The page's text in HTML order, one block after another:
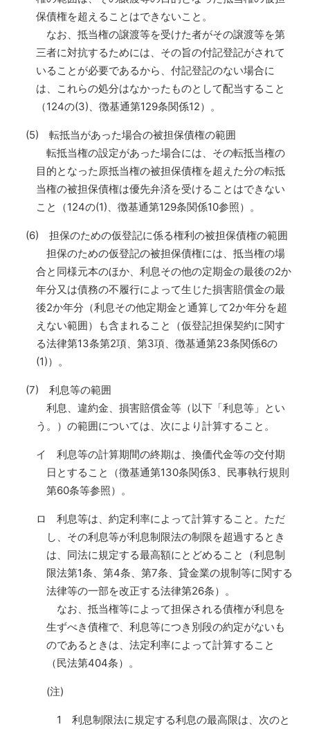
保債権を超えることはできないこと。
なお、抵当権の譲渡等を受けた者がその譲渡等を第
三者に対抗するためには、その旨の付記登記がされて
いることが必要であるから、付記登記のない場合に
は、これらの処分はなかったものとして配当すること
（124の(3)、徴基通第129条関係12）。
(5) 転抵当があった場合の被担保債権の範囲
転抵当権の設定があった場合には、その転抵当権の
目的となった原抵当権の被担保債権を超えた分の転抵
当権の被担保債権は優先弁済を受けることはできない
こと（124の(1)、徴基通第129条関係10参照）。
(6) 担保のための仮登記に係る権利の被担保債権の範囲
担保のための仮登記の被担保債権には、抵当権の場
合と同様元本のほか、利息その他の定期金の最後の2か
年分又は債務の不履行によって生じた損害賠償金の最
後2か年分（利息その他定期金と通算して2か年分を超
えない範囲）も含まれること（仮登記担保契約に関す
る法律第13条第2項、第3項、徴基通第23条関係6の
(1)）。
(7) 利息等の範囲
利息、違約金、損害賠償金等（以下「利息等」とい
う。）の範囲については、次により計算すること。
イ 利息等の計算期間の終期は、換価代金等の交付期
日とすること（徴基通第130条関係3、民事執行規則
第60条等参照）。
ロ 利息等は、約定利率によって計算すること。ただ
し、その利息等が利息制限法の制限を超過するとき
は、同法に規定する最高額にとどめること（利息制
限法第1条、第4条、第7条、貸金業の規制等に関する
法律等の一部を改正する法律第26条）。
なお、抵当権等によって担保される債権が利息を
生ずべき債権で、利息等につき別段の約定がないも
のであるときは、法定利率によって計算すること
（民法第404条）。
(注)
1 利息制限法に規定する利息の最高限は、次のと